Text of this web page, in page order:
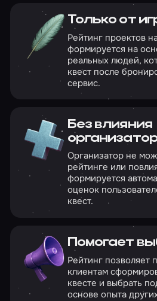
Только от
Рейтинг проектов
формируется на
реальных людей,
квест после
сервис.
Без влияния
Организатор не
рейтинге или
формируется
оценок
квест.
Помогает
Рейтинг позволяет
клиентам
квесте и выбрать
основе опыта